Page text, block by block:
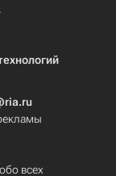
всех